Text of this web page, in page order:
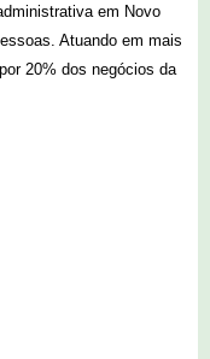
em Novo
Atuando em mais
20% dos negócios da